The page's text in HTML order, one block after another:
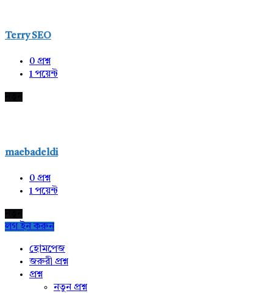
Terry SEO
0 প্রশ্ন
1পয়েন্ট
maebadeldi
0 প্রশ্ন
1পয়েন্ট
লগ ইন করুন
Exploreহোমপেজ
জরুরী প্রশ্ন
প্রশ্ন
নতুন প্রশ্ন